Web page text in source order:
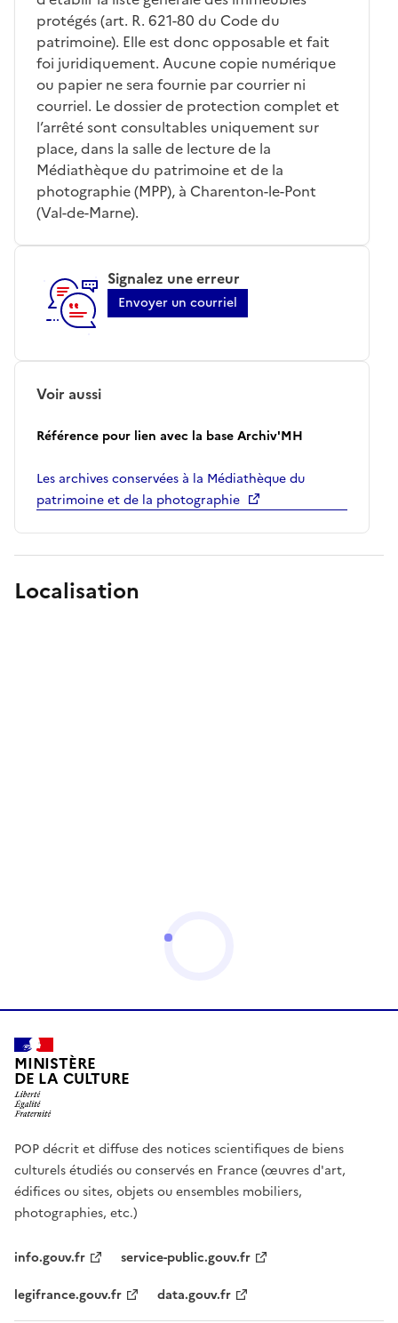
protégés (art. R. 621-80 du Code du
patrimoine). Elle est donc opposable et fait
foi juridiquement. Aucune copie numérique
ou papier ne sera fournie par courrier ni
courriel. Le dossier de protection complet et
l’arrêté sont consultables uniquement sur
place, dans la salle de lecture de la
Médiathèque du patrimoine et de la
photographie (MPP), à Charenton-le-Pont
(Val-de-Marne).
Signalez une erreur
Envoyer un courriel
Voir aussi
Référence pour lien avec la base Archiv'MH
Les archives conservées à la Médiathèque du
patrimoine et de la photographie
Localisation
MINISTÈRE
DE LA CULTURE
POP décrit et diffuse des notices scientifiques de biens
culturels étudiés ou conservés en France (œuvres d'art,
édifices ou sites, objets ou ensembles mobiliers,
photographies, etc.)
info.gouv.fr
service-public.gouv.fr
legifrance.gouv.fr
data.gouv.fr